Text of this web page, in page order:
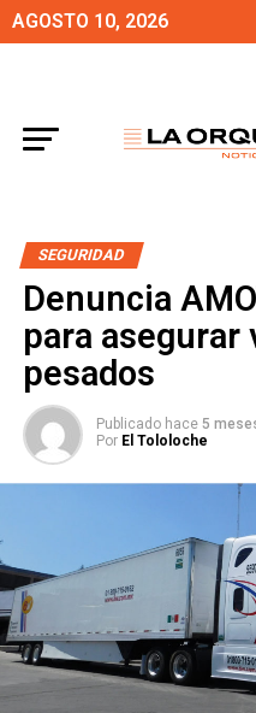
AGOSTO 10, 2026
SEGURIDAD
Denuncia
para asegurar
pesados
Publicado hace 5
Por El Tololoche